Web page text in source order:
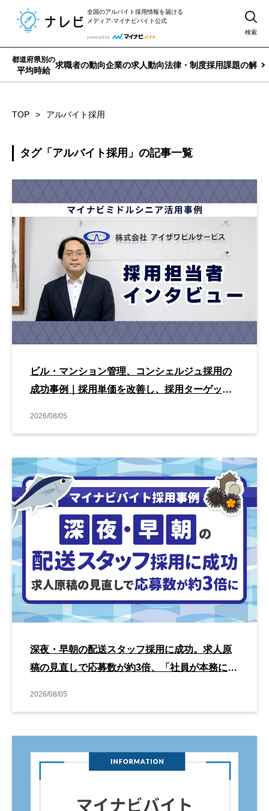
全国のアルバイト採用情報を届ける
メディア-マイナビバイト公式
検索
都道府県別の
平均時給
求職者の動向企業の求人動向法律・制度採用課題の解決
TOP アルバイト採用
タグ「アルバイト採用」の記事一覧
ビル・マンション管理、コンシェルジュ採用の
成功事例｜採用単価を改善し、採用ターゲット
2026/08/05
深夜・早朝の配送スタッフ採用に成功。求人原
稿の見直しで応募数が約3倍、「社員が本務に集
2026/08/05